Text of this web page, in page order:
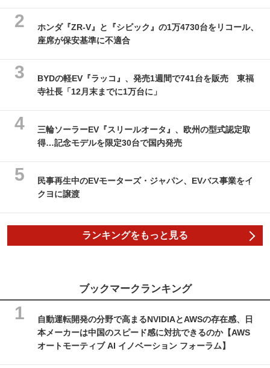
ホンダ『ZR-V』と『シビック』の1万4730台をリコール、
座席が保安基準に不適合
BYDの軽EV『ラッコ』、発売1週間で741台を販売 東福
寺社長「12月末までに1万台に」
三輪ソーラーEV『スリールオータ』、欧州の型式認定取
得…記念モデルを限定30台で国内発売
民事再生中のEVモーターズ・ジャパン、EVバス事業をイ
クヨに譲渡
ランキングをもっと見る
ブックマークランキング
自動運転開発の分野で高まるNVIDIAとAWSの存在感、日
本メーカーは中国のスピード感に対抗できるのか【AWS
オートモーティブ AI イノベーション フォーラム】